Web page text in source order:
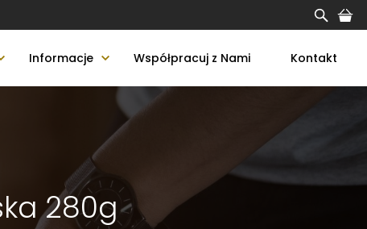
Informacje Współpracuj z Nami Kontakt
280g